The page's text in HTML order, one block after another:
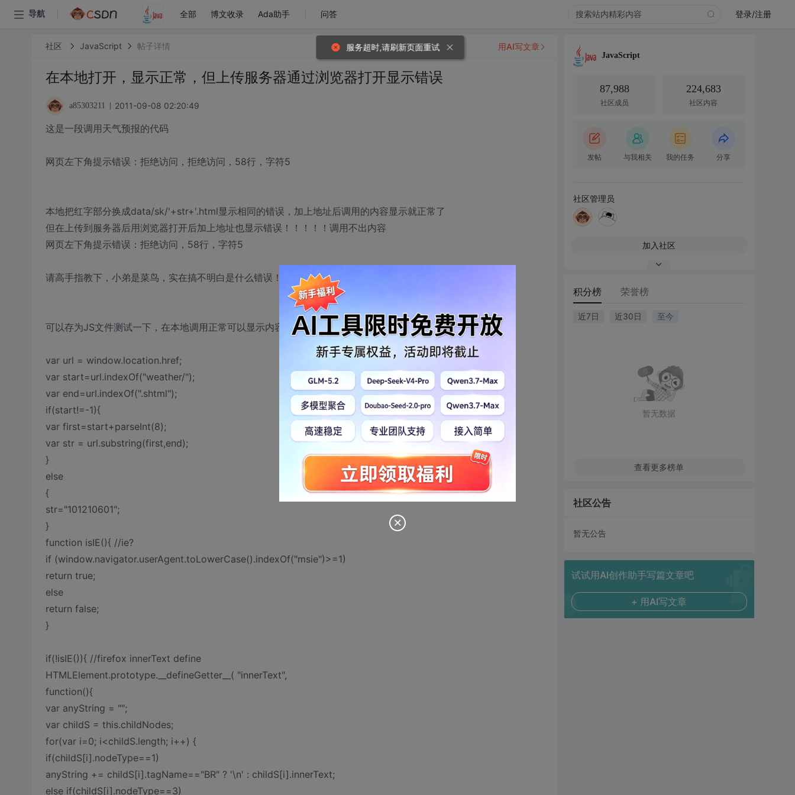
导航 全部 博文收录 Ada助手 问答 登录/注册
社区 JavaScript 帖子详情
在本地打开，显示正常，但上传服务器通过浏览器打开显示错误
a85303211 2011-09-08 02:20:49
这是一段调用天气预报的代码
网页左下角提示错误：拒绝访问，拒绝访问，58行，字符5
本地把红字部分换成data/sk/'+str+'.html显示相同的错误，加上地址后调用的内容显示就正常了
但在上传到服务器后用浏览器打开后加上地址也显示错误！！！！！调用不出内容
网页左下角提示错误：拒绝访问，58行，字符5
请高手指教下，小弟是菜鸟，实在搞不明白是什么错误！！
可以存为JS文件测试一下，在本地调用正常可以显示内容，但上传服务器用浏览器打开就一片空白
var url = window.location.href;
var start=url.indexOf("weather/");
var end=url.indexOf(".shtml");
if(start!=-1){
var first=start+parseInt(8);
var str = url.substring(first,end);
}
else
{
str="101210601";
}
function isIE(){ //ie?
if (window.navigator.userAgent.toLowerCase().indexOf("msie")>=1)
return true;
else
return false;
}
if(!isIE()){ //firefox innerText define
HTMLElement.prototype.__defineGetter__( "innerText",
function(){
var anyString = "";
var childS = this.childNodes;
for(var i=0; i<childS.length; i++) {
if(childS[i].nodeType==1)
anyString += childS[i].tagName=="BR" ? '\n' : childS[i].innerText;
else if(childS[i].nodeType==3)
用AI写文章
JavaScript
87,988
社区成员
224,683
社区内容
发帖 与我相关 我的任务 分享
社区管理员
加入社区
积分榜 荣誉榜
近7日 近30日 至今
暂无数据
查看更多榜单
社区公告
暂无公告
试试用AI创作助手写篇文章吧
+ 用AI写文章
服务超时,请刷新页面重试